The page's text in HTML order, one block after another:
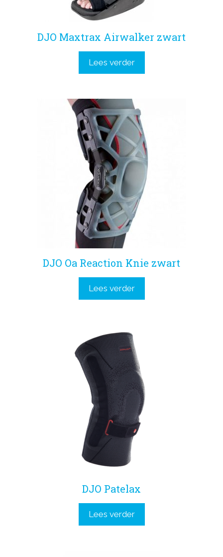
DJO Maxtrax Airwalker zwart
Lees verder
DJO Oa Reaction Knie zwart
Lees verder
DJO Patelax
Lees verder